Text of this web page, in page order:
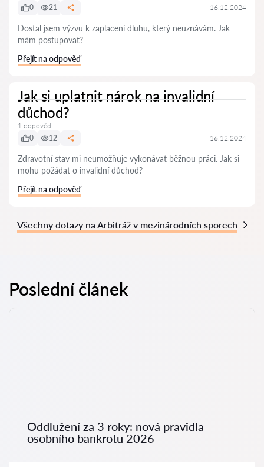
0
21 16.12.2024
Dostal jsem výzvu k zaplacení dluhu, který neuznávám. Jak
mám postupovat?
Přejít na odpověď
Jak si uplatnit nárok na invalidní
důchod?
1 odpověď
0
12 16.12.2024
Zdravotní stav mi neumožňuje vykonávat běžnou práci. Jak si
mohu požádat o invalidní důchod?
Přejít na odpověď
Všechny dotazy na Arbitráž v mezinárodních sporech
Poslední článek
Oddlužení za 3 roky: nová pravidla
osobního bankrotu 2026